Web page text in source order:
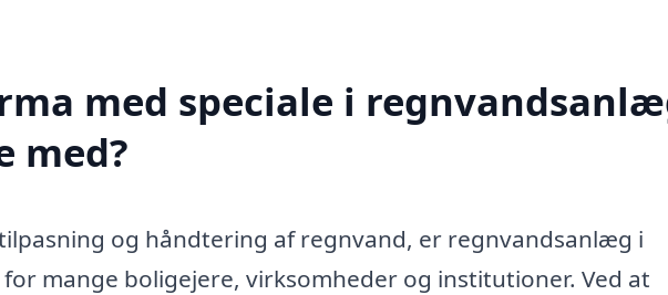
med speciale i
med?
og håndtering af regnvand, er regnvandsanlæg i
mange boligejere, virksomheder og institutioner. Ved at